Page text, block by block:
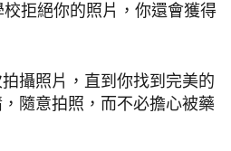
拒絕你的照片，你還會獲得
攝照片，直到你找到完美的
隨意拍照，而不必擔心被藥